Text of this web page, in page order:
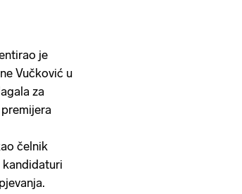
je
Vučković u
za
čelnik
kandidaturi